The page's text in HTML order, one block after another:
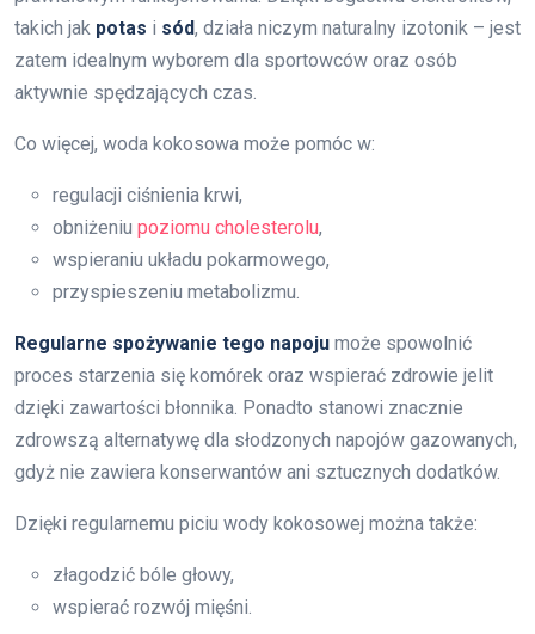
takich jak potas i sód, działa niczym naturalny izotonik – jest
zatem idealnym wyborem dla sportowców oraz osób
aktywnie spędzających czas.
Co więcej, woda kokosowa może pomóc w:
regulacji ciśnienia krwi,
obniżeniu poziomu cholesterolu,
wspieraniu układu pokarmowego,
przyspieszeniu metabolizmu.
Regularne spożywanie tego napoju może spowolnić
proces starzenia się komórek oraz wspierać zdrowie jelit
dzięki zawartości błonnika. Ponadto stanowi znacznie
zdrowszą alternatywę dla słodzonych napojów gazowanych,
gdyż nie zawiera konserwantów ani sztucznych dodatków.
Dzięki regularnemu piciu wody kokosowej można także:
złagodzić bóle głowy,
wspierać rozwój mięśni.